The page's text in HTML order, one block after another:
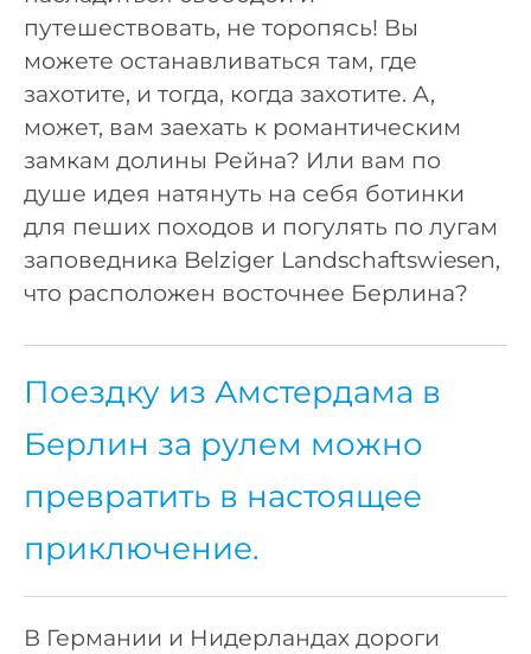
путешествовать, не торопясь! Вы
можете останавливаться там, где
захотите, и тогда, когда захотите. А,
может, вам заехать к романтическим
замкам долины Рейна? Или вам по
душе идея натянуть на себя ботинки
для пеших походов и погулять по лугам
заповедника Belziger Landschaftswiesen,
что расположен восточнее Берлина?
Поездку из Амстердама в
Берлин за рулем можно
превратить в настоящее
приключение.
В Германии и Нидерландах дороги